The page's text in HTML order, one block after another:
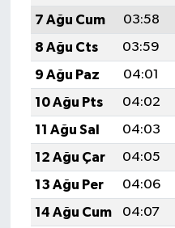
7 Ağu Cum
03:58
8 Ağu Cts
03:59
9 Ağu Paz
04:01
10 Ağu Pts
04:02
11 Ağu Sal
04:03
12 Ağu Çar
04:05
13 Ağu Per
04:06
14 Ağu Cum
04:07